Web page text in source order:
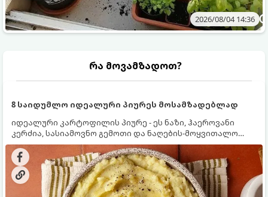
2026/08/04 14:36
რა მოვამზადოთ?
8 საიდუმლო იდეალური პიურეს მოსამზადებლად
იდეალური კარტოფილის პიურე - ეს ნაზი, ჰაეროვანი
კერძია, სასიამოვნო გემოთი და ნაღების-მოყვითალო
ფერით. მისი მომზადება ძალიან მარტივია, მაგრამ
არსებობს რამდენიმე საიდუმლო, რომლებიც უნდა
იცოდეთ, რომ პიურე იდეალურად გემრიელი გამოვიდეს.